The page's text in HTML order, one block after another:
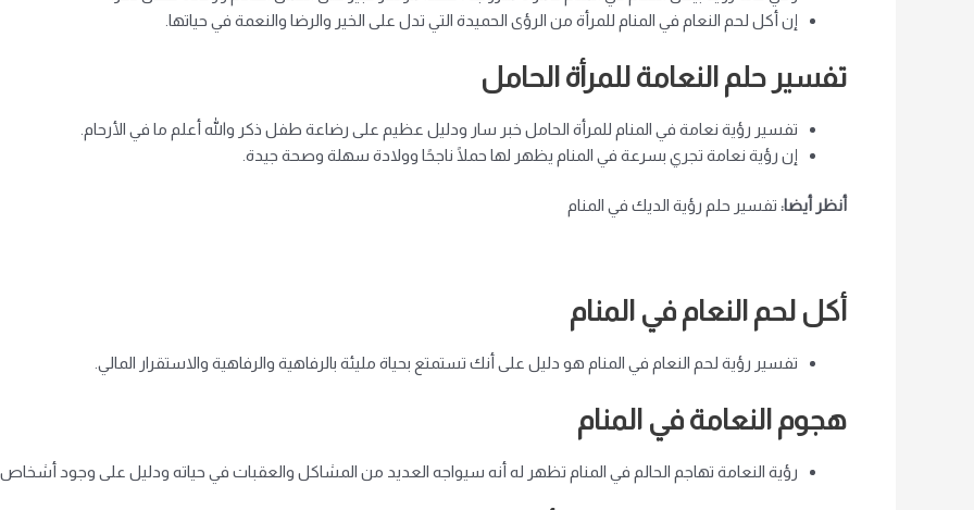
إن أكل لحم النعام في المنام للمرأة من الرؤى الحميدة التي تدل على الخير والرضا والنعمة في حياتها.
تفسير حلم النعامة للمرأة الحامل
تفسير رؤية نعامة في المنام للمرأة الحامل خبر سار ودليل عظيم على رضاعة طفل ذكر والله أعلم ما في الأرحام.
إن رؤية نعامة تجري بسرعة في المنام يظهر لها حملًا ناجحًا وولادة سهلة وصحة جيدة.
أنظر أيضا: تفسير حلم رؤية الديك في المنام
أكل لحم النعام في المنام
تفسير رؤية لحم النعام في المنام هو دليل على أنك تستمتع بحياة مليئة بالرفاهية والرفاهية والاستقرار المالي.
هجوم النعامة في المنام
رؤية النعامة تهاجم الحالم في المنام تظهر له أنه سيواجه العديد من المشاكل والعقبات في حياته ودليل على وجود أشخاص